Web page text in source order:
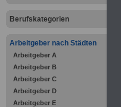
Berufskategorien
Arbeitgeber nach Städten
Arbeitgeber A
Arbeitgeber B
Arbeitgeber C
Arbeitgeber D
Arbeitgeber E